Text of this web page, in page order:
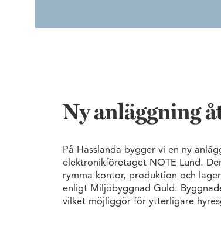
Ny anläggning
På Hasslanda bygger vi en ny
elektronikföretaget NOTE Lund.
rymma kontor, produktion och
enligt Miljöbyggnad Guld.
vilket möjliggör för ytterligare